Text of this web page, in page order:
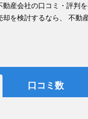
動産会社の口コミ・評判
を検討するなら、 不動
口コミ数